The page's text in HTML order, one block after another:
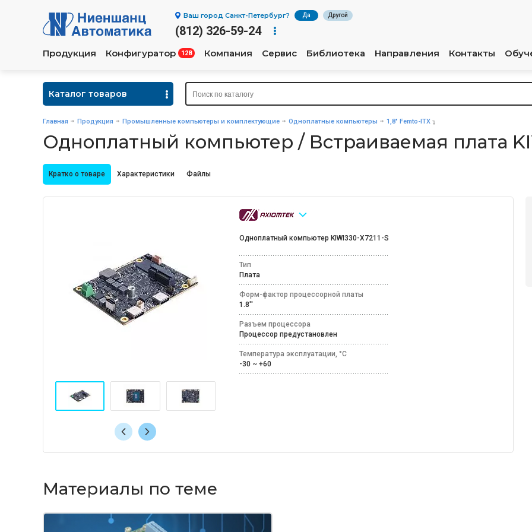
Ваш город Санкт-Петербург? Да Другой
(812) 326-59-24
Продукция Конфигуратор 128 Компания Сервис Библиотека Направления Контакты
Каталог товаров
Главная Продукция Промышленные компьютеры и комплектующие Одноплатные компьютеры 1,8" Femto-ITX
Одноплатный компьютер / Встраиваемая плата
Кратко о товаре Характеристики Файлы
Одноплатный компьютер KIWI330-X7211-S
Тип
Плата
Форм-фактор процессорной платы
1.8''
Разъем процессора
Процессор предустановлен
Температура эксплуатации, °C
-30 ~ +60
Материалы по теме